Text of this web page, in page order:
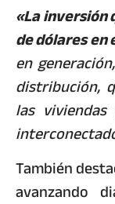
«La inversión
de dólares
en
distribución,
las
También
avanzando